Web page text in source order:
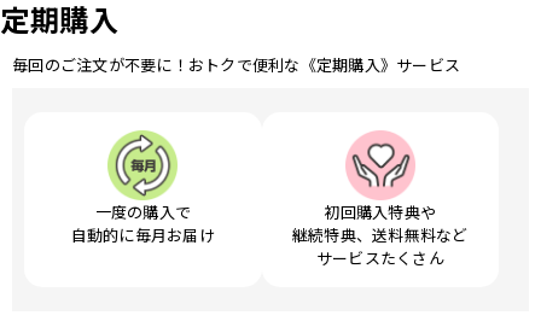
定期購入
毎回のご注文が不要に！おトクで便利な《定期購入》サービス
一度の購入で
自動的に毎月お届け
初回購入特典や
継続特典、送料無料など
サービスたくさん